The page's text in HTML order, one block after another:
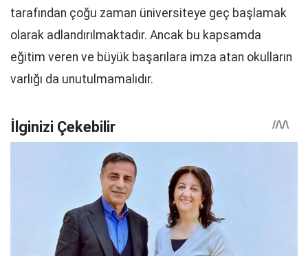
tarafından çoğu zaman üniversiteye geç başlamak
olarak adlandırılmaktadır. Ancak bu kapsamda
eğitim veren ve büyük başarılara imza atan okulların
varlığı da unutulmamalıdır.